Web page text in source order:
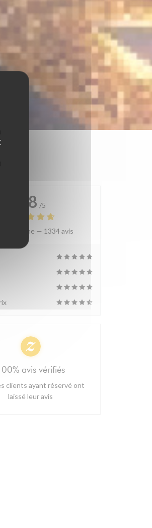
4.8 /5
moyenne — 1334 avis
avis vérifiés
clients ayant réservé ont
laissé leur avis